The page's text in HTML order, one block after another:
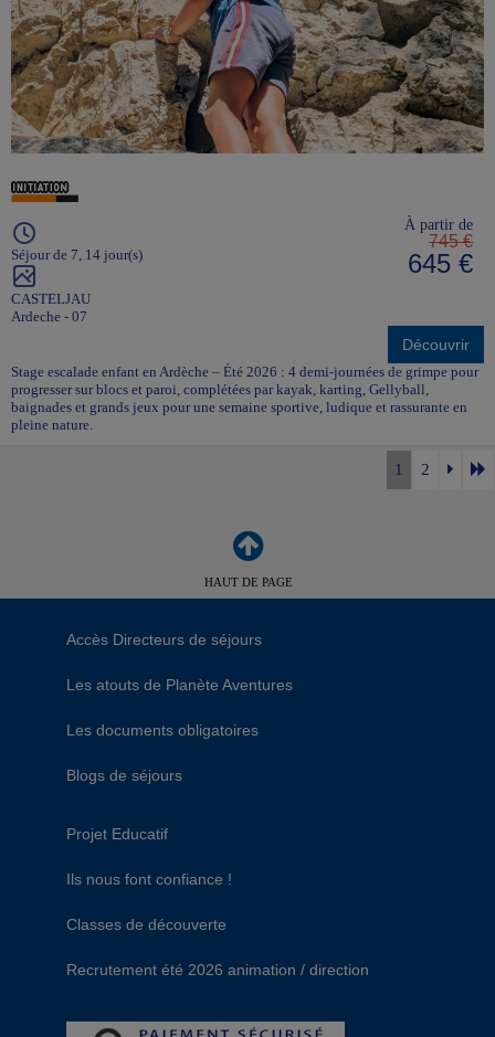
Séjour de 7, 14 jour(s)
CASTELJAU
Ardeche - 07
À partir de
745 €
645 €
Découvrir
Stage escalade enfant en Ardèche – Été 2026 : 4 demi-journées de grimpe pour
progresser sur blocs et paroi, complétées par kayak, karting, Gellyball,
baignades et grands jeux pour une semaine sportive, ludique et rassurante en
pleine nature.
1 2
HAUT DE PAGE
Accès Directeurs de séjours
Les atouts de Planète Aventures
Les documents obligatoires
Blogs de séjours
Projet Educatif
Ils nous font confiance !
Classes de découverte
Recrutement été 2026 animation / direction